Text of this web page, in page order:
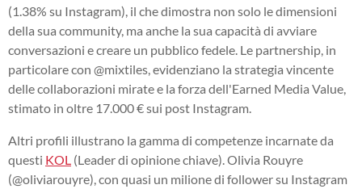
(1.38% su Instagram), il che dimostra non solo le dimensioni
della sua community, ma anche la sua capacità di avviare
conversazioni e creare un pubblico fedele. Le partnership, in
particolare con @mixtiles, evidenziano la strategia vincente
delle collaborazioni mirate e la forza dell'Earned Media Value,
stimato in oltre 17.000 € sui post Instagram.
Altri profili illustrano la gamma di competenze incarnate da
questi KOL (Leader di opinione chiave). Olivia Rouyre
(@oliviarouyre), con quasi un milione di follower su Instagram